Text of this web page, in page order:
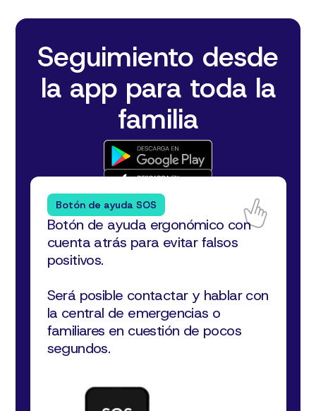
Seguimiento desde
la app para toda la
familia
Botón de ayuda SOS
Botón de ayuda ergonómico con
cuenta atrás para evitar falsos
positivos.
Será posible contactar y hablar con
la central de emergencias o
familiares en cuestión de pocos
segundos.